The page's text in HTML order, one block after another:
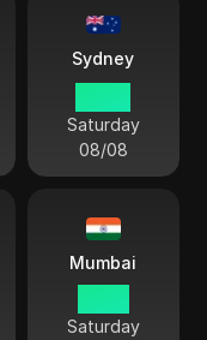
Sydney
Saturday
08/08
Mumbai
Saturday